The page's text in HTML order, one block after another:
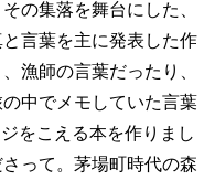
の集落を舞台にした、
言葉を主に発表した作
漁師の言葉だったり、
中でメモしていた言葉
をこえる本を作りまし
って。茅場町時代の森